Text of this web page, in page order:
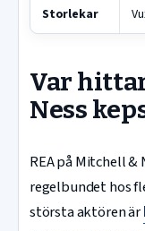
Storlekar
Var
Ness
REA på Mitchell
regelbundet hos
största aktören är